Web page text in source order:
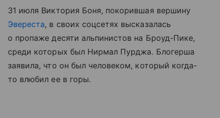
31 июля Виктория Боня, покорившая вершину
Эвереста, в своих соцсетях высказалась
о пропаже десяти альпинистов на Броуд-Пике,
среди которых был Нирмал Пурджа. Блогерша
заявила, что он был человеком, который когда-
то влюбил ее в горы.